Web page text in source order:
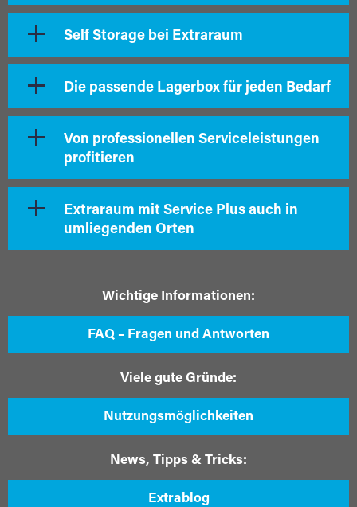
Self Storage bei Extraraum
Die passende Lagerbox für jeden Bedarf
Von professionellen Serviceleistungen
profitieren
Extraraum mit Service Plus auch in
umliegenden Orten
Wichtige Informationen:
FAQ – Fragen und Antworten
Viele gute Gründe:
Nutzungsmöglichkeiten
News, Tipps & Tricks:
Extrablog